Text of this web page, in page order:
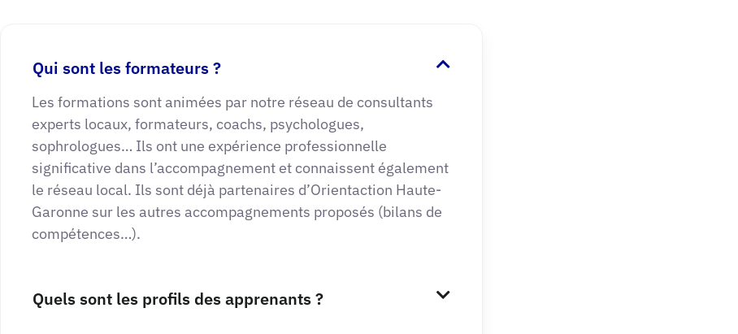
Qui sont les formateurs ?
Les formations sont animées par notre réseau de consultants
experts locaux, formateurs, coachs, psychologues,
sophrologues… Ils ont une expérience professionnelle
significative dans l’accompagnement et connaissent également
le réseau local. Ils sont déjà partenaires d’Orientaction Haute-
Garonne sur les autres accompagnements proposés (bilans de
compétences…).
Quels sont les profils des apprenants ?